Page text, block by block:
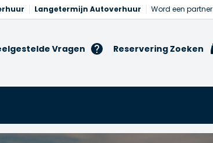
Langetermijn Autoverhuur Word een partner
Vragen Reservering Zoeken